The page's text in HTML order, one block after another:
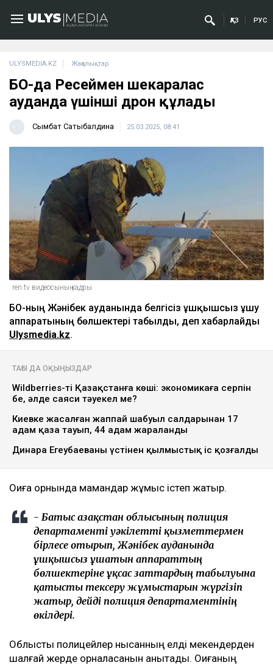
ҚАЗ РУС
ULYSMEDIA.KZ Жаңалықтар
БҚО-да Ресеймен шекаралас
ауданда үшінші дрон құлады
Сымбат Сатыбалдина 25.03.2025, 08:41
ren.tv видеосының кадры
БҚО-ның Жәнібек ауданында белгісіз ұшқышсыз ұшу
аппаратының бөлшектері табылды, деп хабарлайды
Ulysmedia.kz.
ТАҒЫ ДА ОҚЫҢЫЗДАР
Wildberries-тің Қазақстанға көші: экономикаға серпін
бе, әлде саяси тәуекел ме?
Киевке жасалған жаппай шабуыл салдарынан 17
адам қаза тауып, 44 адам жараланды
Динара Егеубаеваның үстінен қылмыстық іс қозғалды
Оқиға орнында мамандар жұмыс істеп жатыр.
- Батыс Қазақстан облысының полиция
департаменті уәкілетті қызметтермен
бірлесе отырып, Жәнібек ауданында
ұшқышсыз ұшатын аппараттың
бөлшектеріне ұқсас заттардың табылуына
қатысты тексеру жұмыстарын жүргізіп
жатыр, дейді полиция департаментінің
өкілдері.
Облыстық полицейлер нысанның елді мекендерден
шалғай жерде орналасқанын анықтады. Оқиғаның